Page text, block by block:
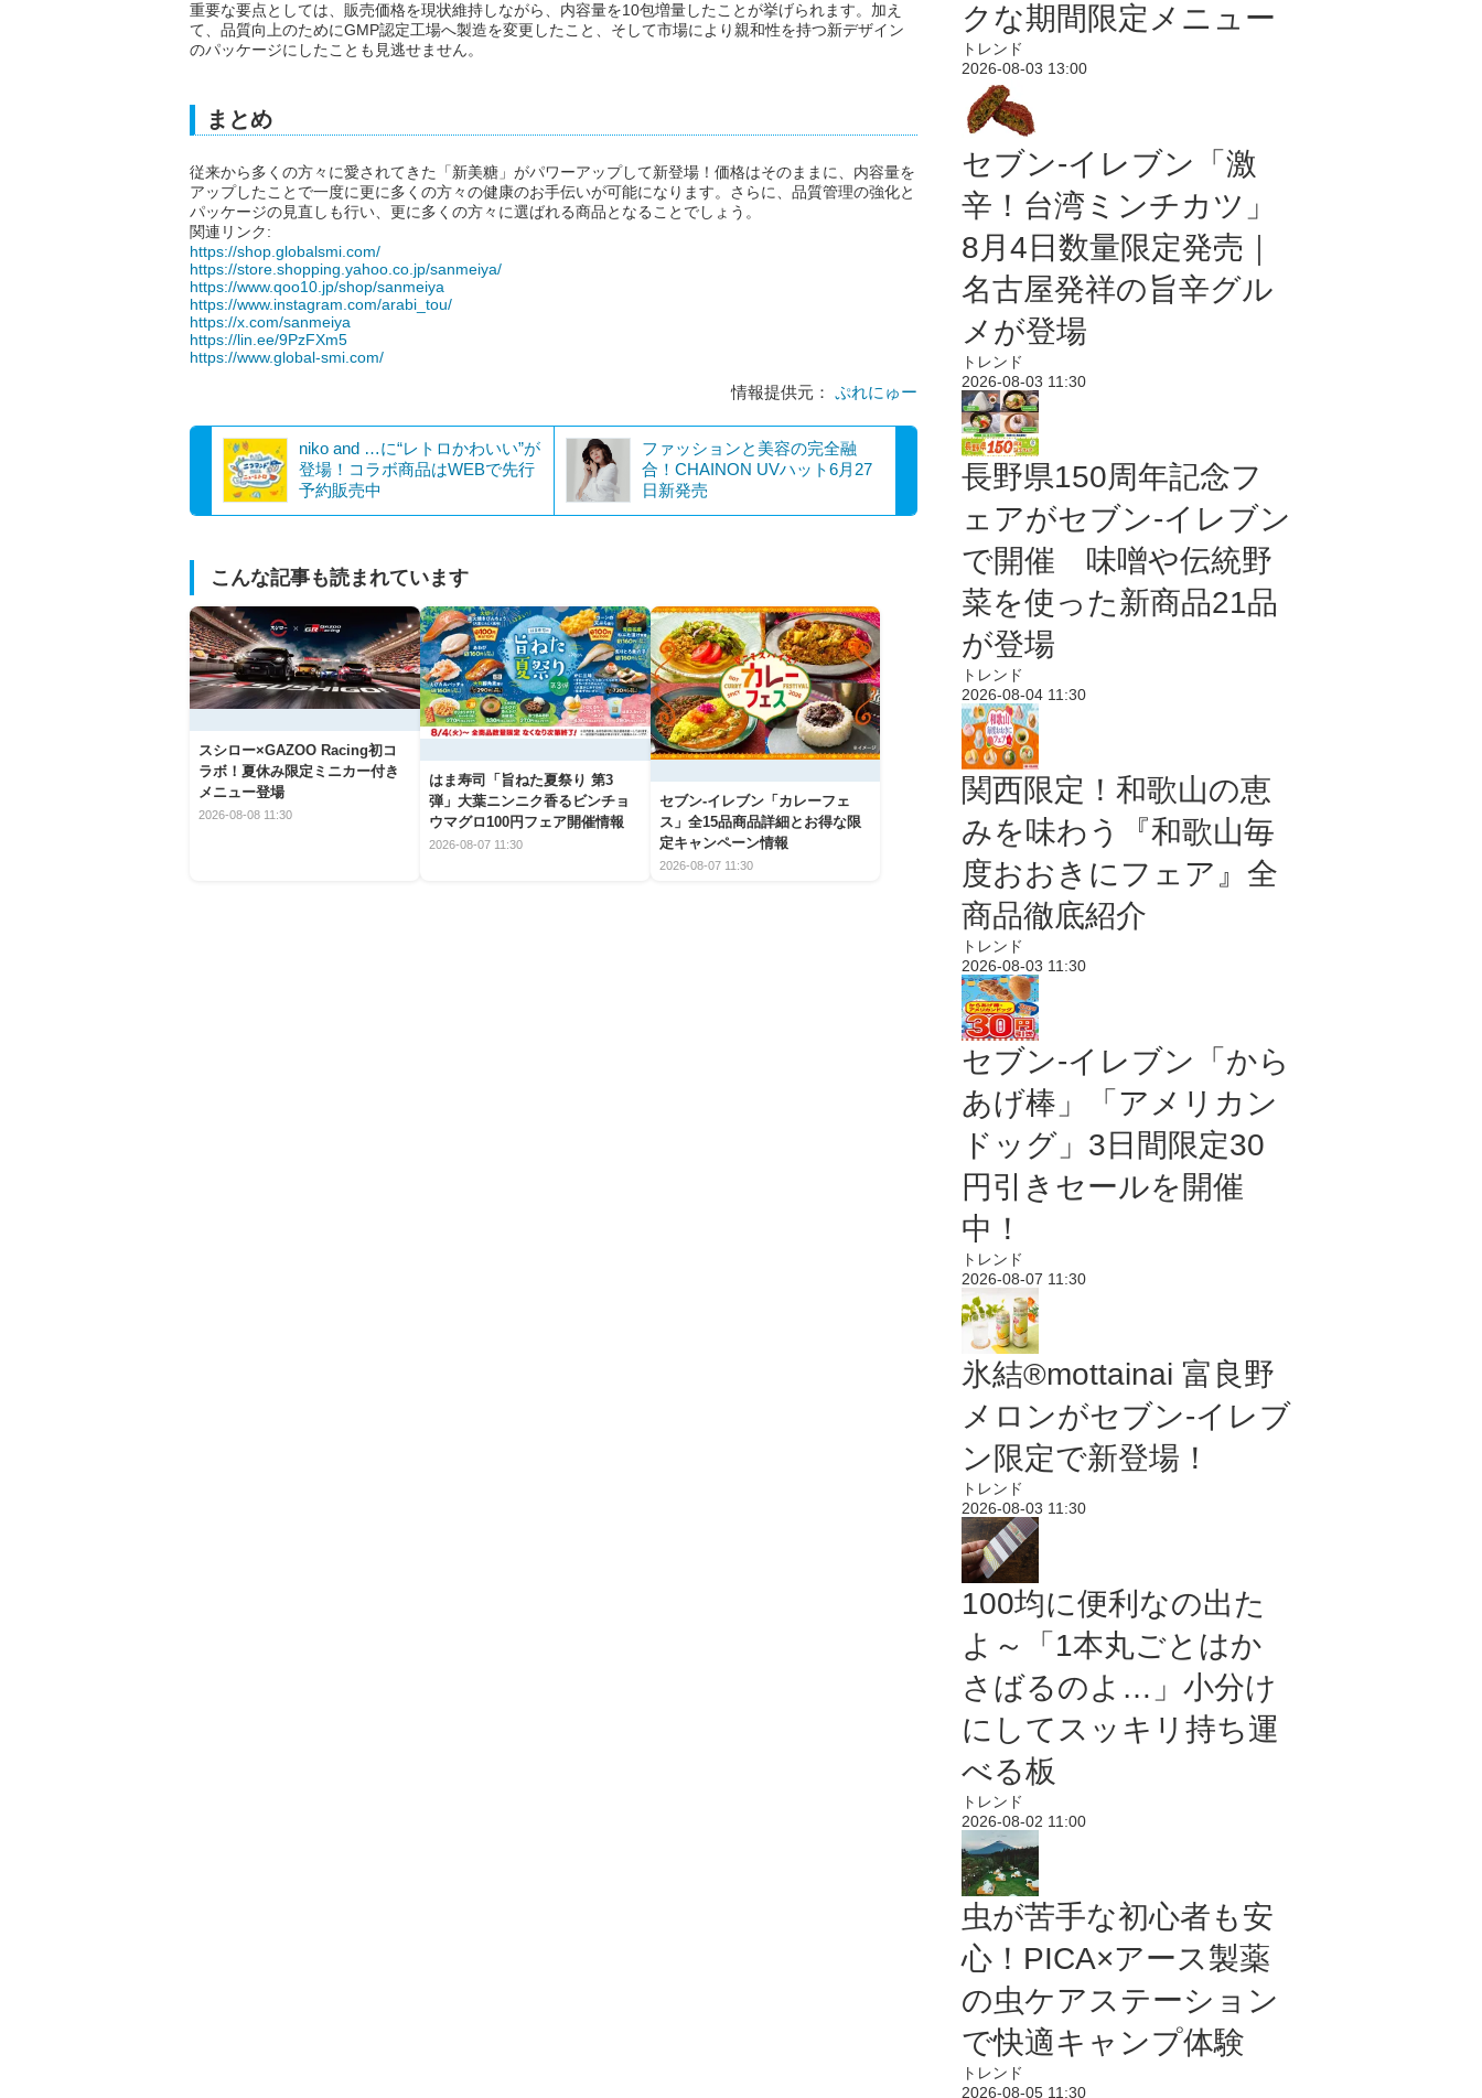
重要な要点としては、販売価格を現状維持しながら、内容量を10包増量したことが挙げられます。加え
て、品質向上のためにGMP認定工場へ製造を変更したこと、そして市場により親和性を持つ新デザイン
のパッケージにしたことも見逃せません。
まとめ
従来から多くの方々に愛されてきた「新美糖」がパワーアップして新登場！価格はそのままに、内容量を
アップしたことで一度に更に多くの方々の健康のお手伝いが可能になります。さらに、品質管理の強化と
パッケージの見直しも行い、更に多くの方々に選ばれる商品となることでしょう。
関連リンク:
https://shop.globalsmi.com/
https://store.shopping.yahoo.co.jp/sanmeiya/
https://www.qoo10.jp/shop/sanmeiya
https://www.instagram.com/arabi_tou/
https://x.com/sanmeiya
https://lin.ee/9PzFXm5
https://www.global-smi.com/
情報提供元： ぷれにゅー
niko and …に“レトロかわいい”が
登場！コラボ商品はWEBで先行
予約販売中
ファッションと美容の完全融
合！CHAINON UVハット6月27
日新発売
こんな記事も読まれています
スシロー×GAZOO Racing初コ
ラボ！夏休み限定ミニカー付き
メニュー登場
2026-08-08 11:30
はま寿司「旨ねた夏祭り 第3
弾」大葉ニンニク香るビンチョ
ウマグロ100円フェア開催情報
2026-08-07 11:30
セブン‐イレブン「カレーフェ
ス」全15品商品詳細とお得な限
定キャンペーン情報
2026-08-07 11:30
クな期間限定メニュー
トレンド
2026-08-03 13:00
セブン-イレブン「激
辛！台湾ミンチカツ」
8月4日数量限定発売｜
名古屋発祥の旨辛グル
メが登場
トレンド
2026-08-03 11:30
長野県150周年記念フ
ェアがセブン-イレブン
で開催 味噌や伝統野
菜を使った新商品21品
が登場
トレンド
2026-08-04 11:30
関西限定！和歌山の恵
みを味わう『和歌山毎
度おおきにフェア』全
商品徹底紹介
トレンド
2026-08-03 11:30
セブン‐イレブン「から
あげ棒」「アメリカン
ドッグ」3日間限定30
円引きセールを開催
中！
トレンド
2026-08-07 11:30
氷結®mottainai 富良野
メロンがセブン‐イレブ
ン限定で新登場！
トレンド
2026-08-03 11:30
100均に便利なの出た
よ～「1本丸ごとはか
さばるのよ…」小分け
にしてスッキリ持ち運
べる板
トレンド
2026-08-02 11:00
虫が苦手な初心者も安
心！PICA×アース製薬
の虫ケアステーション
で快適キャンプ体験
トレンド
2026-08-05 11:30